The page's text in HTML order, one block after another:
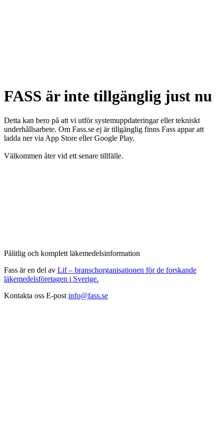
FASS är inte tillgänglig just nu
Detta kan bero på att vi utför systemuppdateringar eller tekniskt
underhållsarbete. Om Fass.se ej är tillgänglig finns Fass appar att
ladda ner via App Store eller Google Play.
Välkommen åter vid ett senare tillfälle.
Pålitlig och komplett läkemedelsinformation
Fass är en del av Lif – branschorganisationen för de forskande
läkemedelsföretagen i Sverige.
Kontakta oss E-post info@fass.se